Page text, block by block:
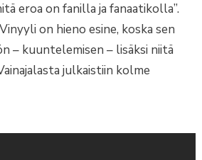
eroa on fanilla ja fanaatikolla”.
on hieno esine, koska sen
– kuuntelemisen – lisäksi niitä
julkaistiin kolme